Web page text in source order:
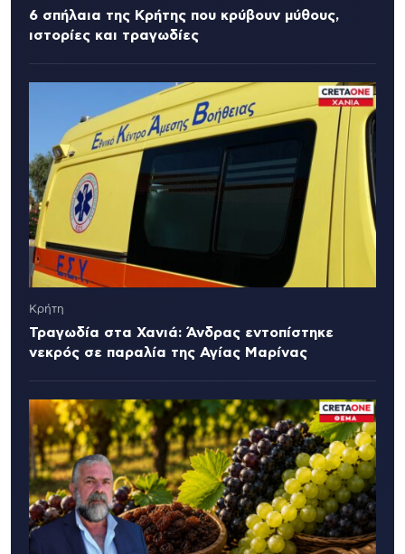
6 σπήλαια της Κρήτης που κρύβουν μύθους,
ιστορίες και τραγωδίες
Κρήτη
Τραγωδία στα Χανιά: Άνδρας εντοπίστηκε
νεκρός σε παραλία της Αγίας Μαρίνας